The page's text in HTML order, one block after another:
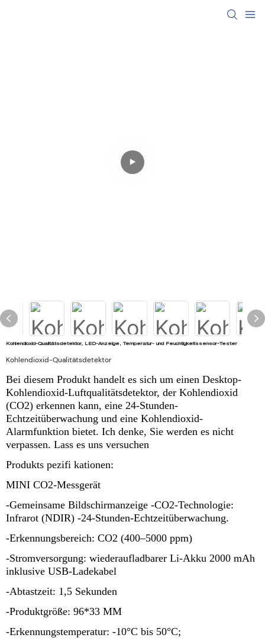
Kohlendioxid-Qualitätsdetektor, LED-Anzeige, Temperatur- und Feuchtigkeitssensor-Tester
Kohlendioxid-Qualitätsdetektor
Bei diesem Produkt handelt es sich um einen Desktop-
Kohlendioxid-Luftqualitätsdetektor, der Kohlendioxid
(CO2) erkennen kann, eine 24-Stunden-
Echtzeitüberwachung und eine Kohlendioxid-
Alarmfunktion bietet. Ich denke, Sie werden es nicht
verpassen. Lass es uns versuchen
Produkts pezifi kationen:
MINI CO2-Messgerät
-Gemeinsame Bildschirmanzeige -CO2-Technologie:
Infrarot (NDIR) -24-Stunden-Echtzeitüberwachung.
-Erkennungsbereich: CO2 (400–5000 ppm)
-Stromversorgung: wiederaufladbarer Li-Akku 2000 mAh
inklusive USB-Ladekabel
-Abtastzeit: 1,5 Sekunden
-Produktgröße: 96*33 MM
-Erkennungstemperatur: -10°C bis 50°C;